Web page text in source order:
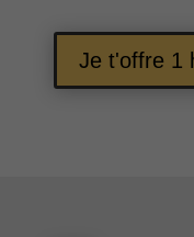
Je t'offre 1